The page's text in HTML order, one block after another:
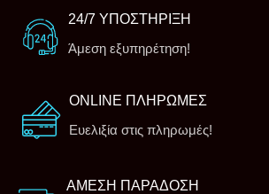
24/7 ΥΠΟΣΤΗΡΙΞΗ
Άμεση εξυπηρέτηση!
ONLINE ΠΛΗΡΩΜΕΣ
Ευελιξία στις πληρωμές!
ΑΜΕΣΗ ΠΑΡΑΔΟΣΗ